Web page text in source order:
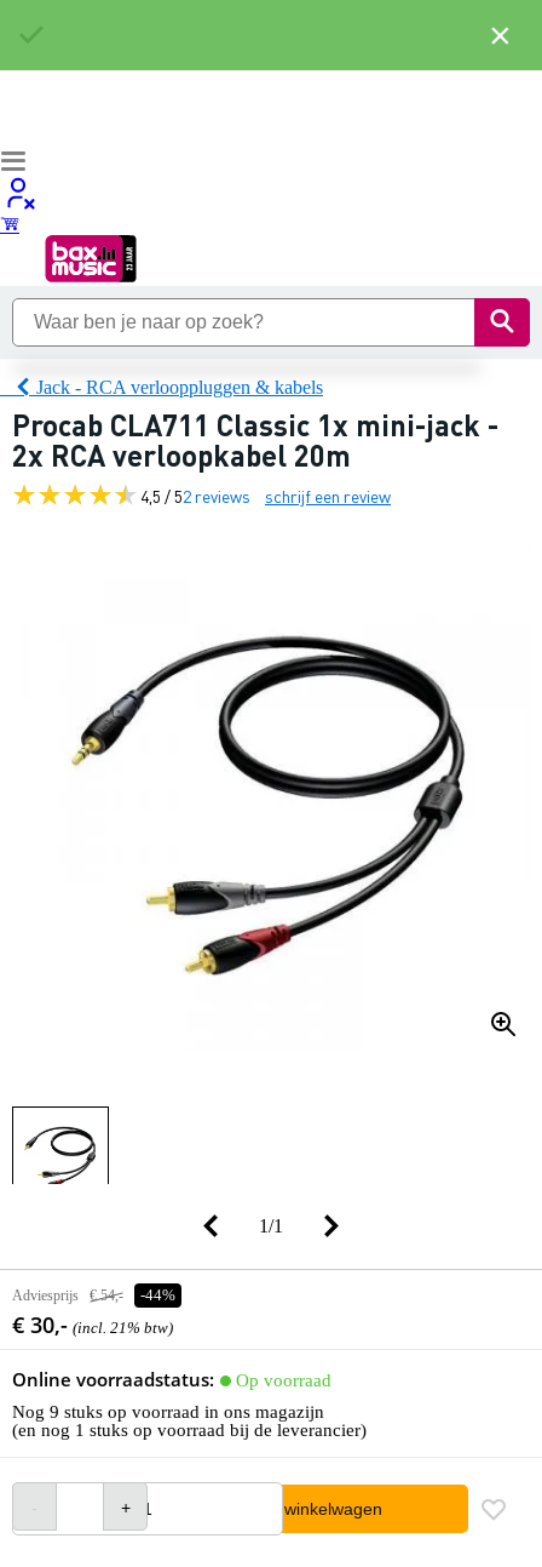
Jack - RCA verlooppluggen & kabels
Procab CLA711 Classic 1x mini-jack -
2x RCA verloopkabel 20m
4,5 / 52 reviews schrijf een review
1/1
Adviesprijs € 54,- -44%
€ 30,- (incl. 21% btw)
Online voorraadstatus:
Op voorraad
Nog 9 stuks op voorraad in ons magazijn
(en nog 1 stuks op voorraad bij de leverancier)
In winkelwagen
×